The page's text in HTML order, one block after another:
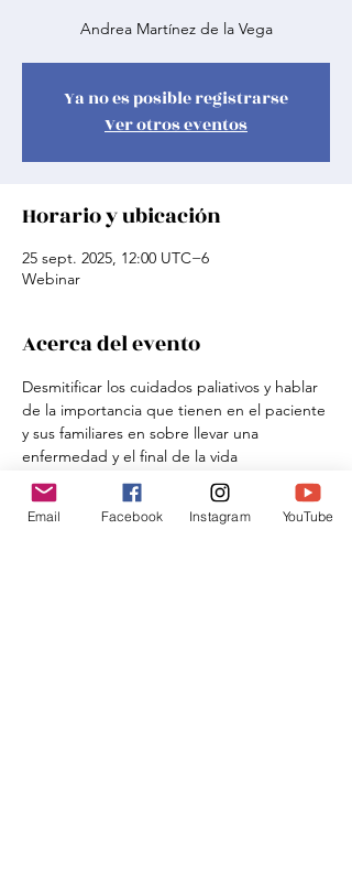
Andrea Martínez de la Vega
Ya no es posible registrarse
Ver otros eventos
Horario y ubicación
25 sept. 2025, 12:00 UTC−6
Webinar
Acerca del evento
Desmitificar los cuidados paliativos y hablar
de la importancia que tienen en el paciente
y sus familiares en sobre llevar una
enfermedad y el final de la vida
Email Facebook Instagram YouTube